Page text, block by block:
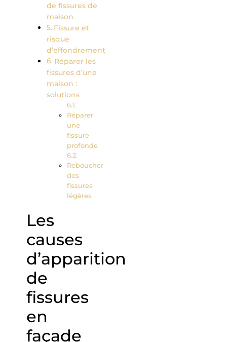
de fissures de
maison
Fissure et
risque
d’effondrement
Réparer les
fissures d’une
maison :
solutions
Réparer
une
fissure
profonde
Reboucher
des
fissures
légères
Les
causes
d’apparition
de
fissures
en
façade